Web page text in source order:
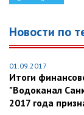
Новости по
01.09.2017
Итоги
"Водоканал
2017 года